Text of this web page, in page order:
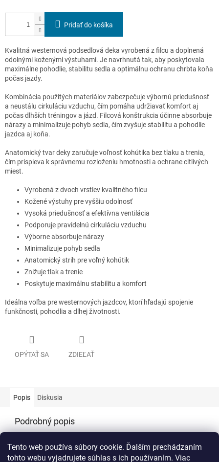
Tento web používa súbory cookie. Ďalším prechádzaním
tohto webu vyjadrujete súhlas s ich používaním. Viac
Pridať do košíka
Kvalitná westernová podsedlová deka vyrobená z filcu a doplnená
odolnými koženými výstuhami. Je navrhnutá tak, aby poskytovala
maximálne pohodlie, stabilitu sedla a optimálnu ochranu chrbta koňa
počas jazdy.
Kombinácia použitých materiálov zabezpečuje výbornú priedušnosť
a neustálu cirkuláciu vzduchu, čím pomáha udržiavať komfort aj
počas dlhších tréningov a jázd. Filcová konštrukcia účinne absorbuje
nárazy a minimalizuje pohyb sedla, čím zvyšuje stabilitu a pohodlie
jazdca aj koňa.
Anatomický tvar deky zaručuje voľnosť kohútika bez tlaku a trenia,
čím prispieva k správnemu rozloženiu hmotnosti a ochrane citlivých
miest.
Vyrobená z dvoch vrstiev kvalitného filcu
Kožené výstuhy pre vyššiu odolnosť
Vysoká priedušnosť a efektívna ventilácia
Podporuje pravidelnú cirkuláciu vzduchu
Výborne absorbuje nárazy
Minimalizuje pohyb sedla
Anatomický strih pre voľný kohútik
Znižuje tlak a trenie
Poskytuje maximálnu stabilitu a komfort
Ideálna voľba pre westernových jazdcov, ktorí hľadajú spojenie
funkčnosti, pohodlia a dlhej životnosti.
OPÝTAŤ SA ZDIEĽAŤ
Popis Diskusia
Podrobný popis